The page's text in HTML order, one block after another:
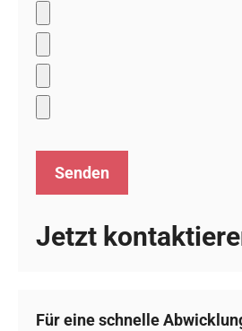
Jetzt
Für eine schnelle